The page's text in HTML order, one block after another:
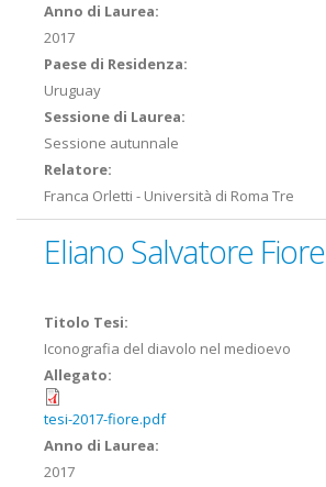
Anno di Laurea:
2017
Paese di Residenza:
Uruguay
Sessione di Laurea:
Sessione autunnale
Relatore:
Franca Orletti - Università di Roma Tre
Eliano Salvatore Fiore
Titolo Tesi:
Iconografia del diavolo nel medioevo
Allegato:
tesi-2017-fiore.pdf
Anno di Laurea:
2017